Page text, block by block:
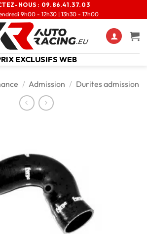
NOUS : 09.86.41.37.03
9h00 - 12h30 | 13h30 - 17h00
EXCLUSIFS WEB
/ Admission / Durites admission